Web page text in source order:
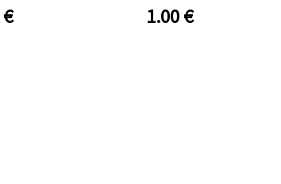
€ 1.00€